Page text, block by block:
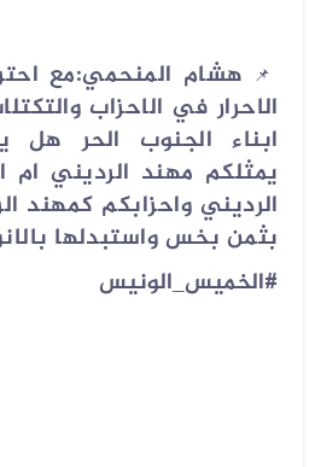
📌
هشام المنحمي:‏مع
الاحرار في الاحزاب
ابناء الجنوب الحر
يمثلكم مهند الرديني
الرديني واحزابكم كمهند
بثمن بخس واستبدلها
#الخميس_الونيس